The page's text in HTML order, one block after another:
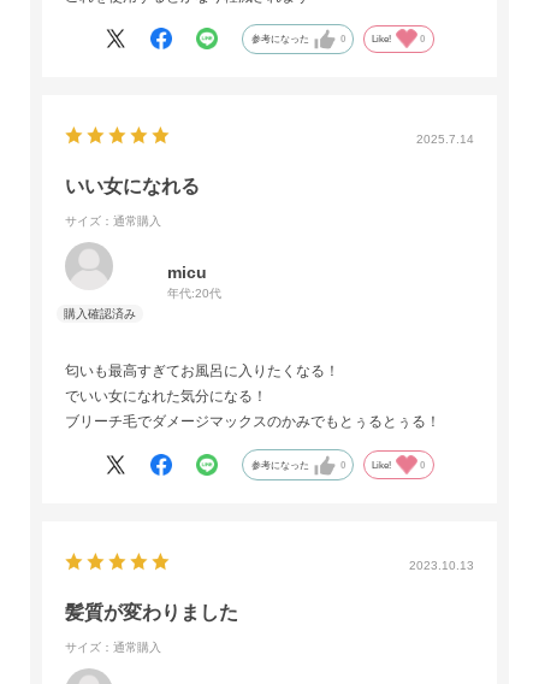
参考になった 0 Like! 0
2025.7.14
いい女になれる
サイズ：通常購入
micu
年代:20代
匂いも最高すぎてお風呂に入りたくなる！
でいい女になれた気分になる！
ブリーチ毛でダメージマックスのかみでもとぅるとぅる！
参考になった 0 Like! 0
2023.10.13
髪質が変わりました
サイズ：通常購入